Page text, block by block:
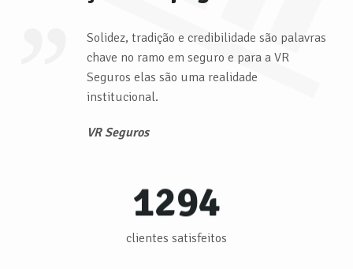
Solidez, tradição e credibilidade são palavras
chave no ramo em seguro e para a VR
Seguros elas são uma realidade
institucional.
VR Seguros
1294
clientes satisfeitos